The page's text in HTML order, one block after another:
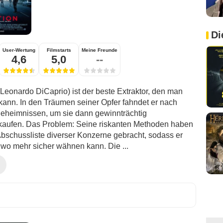
User-Wertung
4,6
Filmstarts
5,0
Meine Freunde
--
DiCaprio) ist der beste Extraktor, den man
In den Träumen seiner Opfer fahndet er nach
um sie dann gewinnträchtig
Das Problem: Seine riskanten Methoden haben
diverser Konzerne gebracht, sodass er
mehr sicher wähnen kann. Die ...